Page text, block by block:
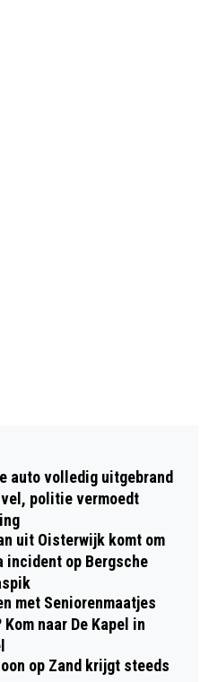
VIA INFUUS
EN BESPAART
VOOR
auto volledig uitgebrand
politie vermoedt
uit Oisterwijk komt om
incident op Bergsche
met Seniorenmaatjes
naar De Kapel in
op Zand krijgt steeds